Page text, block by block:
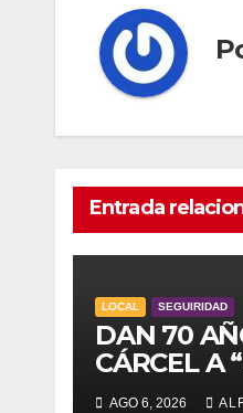
Entrada
LOCAL SEGUIRIDAD
DAN 70
CÁRCEL A
JOCKERS”
AGO 6, 2026